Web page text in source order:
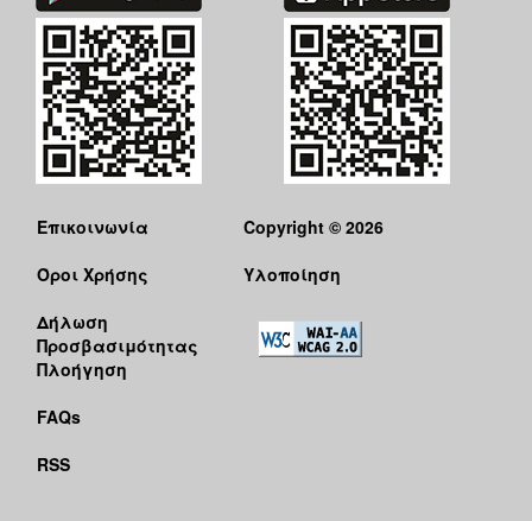
Επικοινωνία
Όροι Χρήσης
Δήλωση
Προσβασιμότητας
Πλοήγηση
FAQs
RSS
Copyright © 2026
Υλοποίηση